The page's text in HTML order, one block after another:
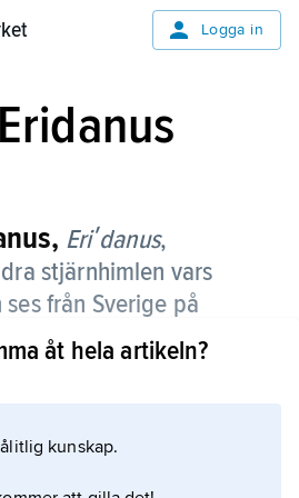
Logga in
Eriʹdanus,
stjärnhimlen vars
från Sverige på
stjärna,
åt hela artikeln?
kunskap.